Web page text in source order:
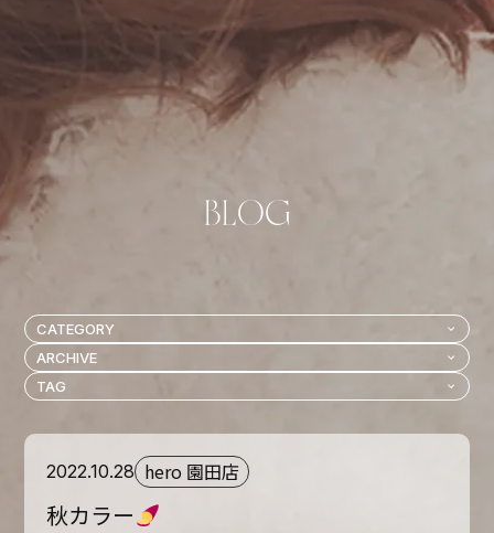
2022.10.28 hero 園田店
秋カラー